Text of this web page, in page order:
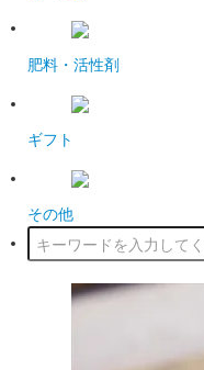
肥料・活性剤
ギフト
その他